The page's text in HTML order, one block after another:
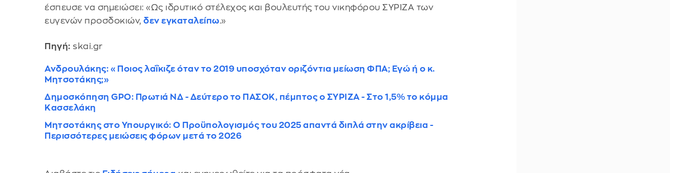
έσπευσε να σημειώσει: «Ως ιδρυτικό στέλεχος και βουλευτής του νικηφόρου ΣΥΡΙΖΑ των
ευγενών προσδοκιών,δεν εγκαταλείπω.»
Πηγή: skai.gr
Ανδρουλάκης: «Ποιος λαΐκιζε όταν το 2019 υποσχόταν οριζόντια μείωση ΦΠΑ; Εγώ ή ο κ.
Μητσοτάκης;»
Δημοσκόπηση GPO: Πρωτιά ΝΔ - Δεύτερο το ΠΑΣΟΚ, πέμπτος ο ΣΥΡΙΖΑ - Στο 1,5% το κόμμα
Κασσελάκη
Μητσοτάκης στο Υπουργικό: Ο Προϋπολογισμός του 2025 απαντά διπλά στην ακρίβεια -
Περισσότερες μειώσεις φόρων μετά το 2026